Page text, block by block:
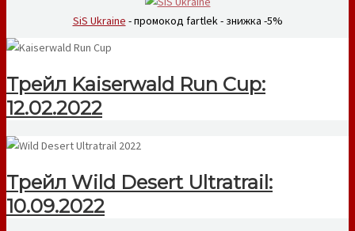
SiS Ukraine - промокод fartlek - знижка -5%
Трейл Kaiserwald Run Cup:
12.02.2022
Трейл Wild Desert Ultratrail:
10.09.2022